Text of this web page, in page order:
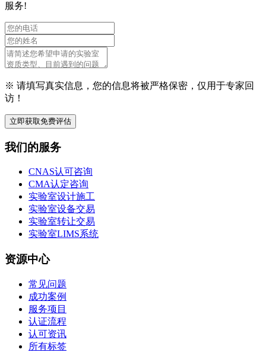
服务!
※ 请填写真实信息，您的信息将被严格保密，仅用于专家回
访！
立即获取免费评估
我们的服务
CNAS认可咨询
CMA认定咨询
实验室设计施工
实验室设备交易
实验室转让交易
实验室LIMS系统
资源中心
常见问题
成功案例
服务项目
认证流程
认可资讯
所有标签